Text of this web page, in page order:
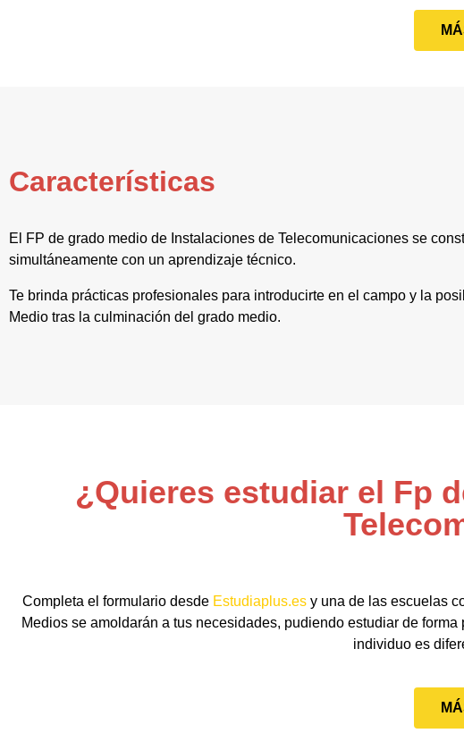
Características
El FP de grado medio de Instalaciones de Telecomunicaciones se
simultáneamente con un aprendizaje técnico.
Te brinda prácticas profesionales para introducirte en el campo y la
Medio tras la culminación del grado medio.
¿Quieres estudiar el Fp
Completa el formulario desde Estudiaplus.es y una de las escuelas
Medios se amoldarán a tus necesidades, pudiendo estudiar de
individuo es